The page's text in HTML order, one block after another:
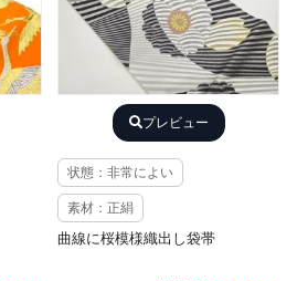
プレビュー
状態：非常によい
素材：正絹
曲線に桜模様織出し袋帯